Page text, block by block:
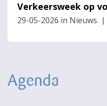
Verkeersweek op
29-05-2026 in Nieuws |
Agenda